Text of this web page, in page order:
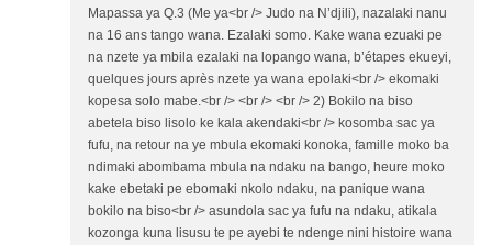
Mapassa ya Q.3 (Me ya<br /> Judo na N’djili), nazalaki nanu
na 16 ans tango wana. Ezalaki somo. Kake wana ezuaki pe
na nzete ya mbila ezalaki na lopango wana, b’étapes ekueyi,
quelques jours après nzete ya wana epolaki<br /> ekomaki
kopesa solo mabe.<br /> <br /> <br /> 2) Bokilo na biso
abetela biso lisolo ke kala akendaki<br /> kosomba sac ya
fufu, na retour na ye mbula ekomaki konoka, famille moko ba
ndimaki abombama mbula na ndaku na bango, heure moko
kake ebetaki pe ebomaki nkolo ndaku, na panique wana
bokilo na biso<br /> asundola sac ya fufu na ndaku, atikala
kozonga kuna lisusu te pe ayebi te ndenge nini histoire wana